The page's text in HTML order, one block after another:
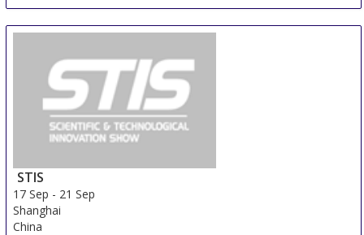
STIS
17 Sep - 21 Sep
Shanghai
China